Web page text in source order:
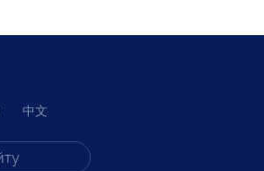
中文